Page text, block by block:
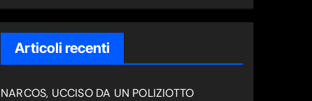
Articoli recenti
NARCOS, UCCISO DA UN POLIZIOTTO